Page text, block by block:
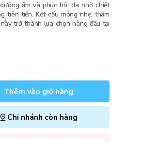
ẩm và phục hồi da nhờ chiết
tiên tiến. Kết cấu mỏng nhẹ, thấm
trở thành lựa chọn hàng đầu tại
Thêm vào giỏ hàng
Chi nhánh còn hàng